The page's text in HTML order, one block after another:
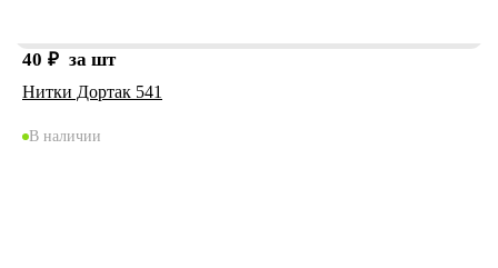
40 ₽ за шт
Нитки Дортак 541
В наличии